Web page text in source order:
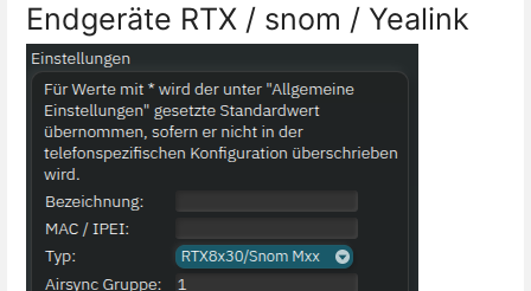
Endgeräte RTX / snom / Yealink